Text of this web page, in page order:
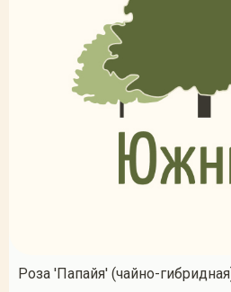
Роза 'Папайя' (чайно-